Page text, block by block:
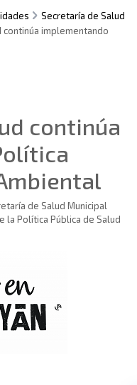
Secretaría de Salud
continúa implementando
continúa
de Salud Municipal
la Política Pública de Salud